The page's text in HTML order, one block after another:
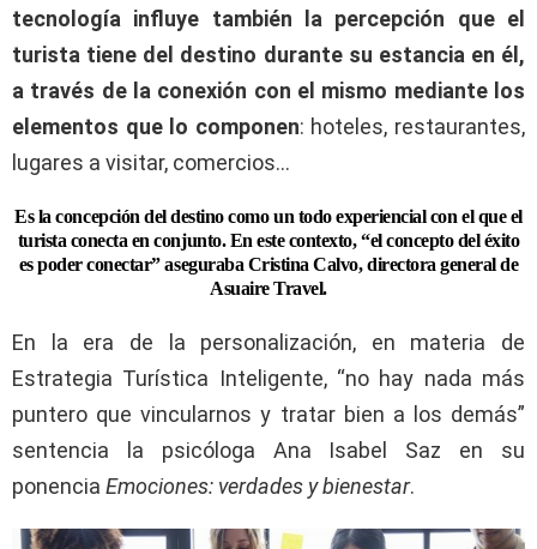
tecnología influye también la percepción que el
turista tiene del destino durante su estancia en él,
a través de la conexión con el mismo mediante los
elementos que lo componen: hoteles, restaurantes,
lugares a visitar, comercios…
Es la concepción del destino como un todo experiencial con el que el
turista conecta en conjunto. En este contexto, “el concepto del éxito
es poder conectar” aseguraba Cristina Calvo, directora general de
Asuaire Travel.
En la era de la personalización, en materia de
Estrategia Turística Inteligente, “no hay nada más
puntero que vincularnos y tratar bien a los demás”
sentencia la psicóloga Ana Isabel Saz en su
ponencia Emociones: verdades y bienestar.